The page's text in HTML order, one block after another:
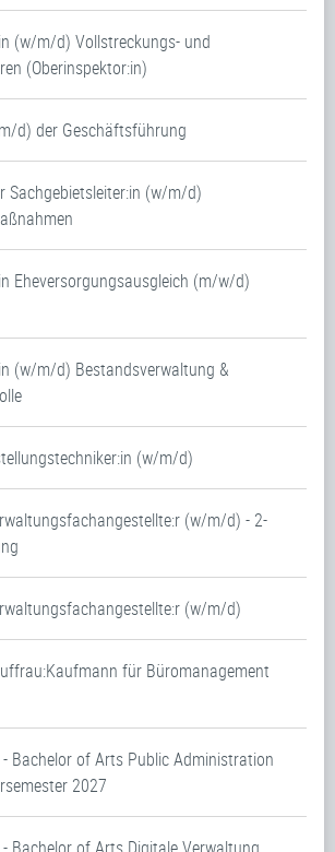
(w/m/d) Vollstreckungs- und
(Oberinspektor:in)
d) der Geschäftsführung
Sachgebietsleiter:in (w/m/d)
Eheversorgungsausgleich (m/w/d)
(w/m/d) Bestandsverwaltung &
(w/m/d)
(w/m/d) - 2-
(w/m/d)
für Büromanagement
Bachelor of Arts Public Administration
2027